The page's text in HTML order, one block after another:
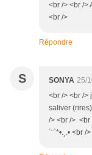
<br /> <br />
<br />
Répondre
S SONYA 25/
<br /> <br />
saliver
/> <br /> <br
´¨`*•.¸.• <br